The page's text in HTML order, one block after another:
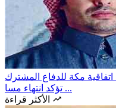
مكة للدفاع المشترك
تؤكد انتهاء مسا ...